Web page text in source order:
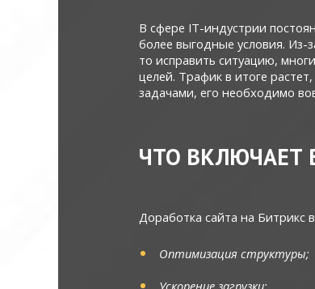
В сфере ІТ-индустрии
более выгодные условия. Из-
то исправить ситуацию,
целей. Трафик в итоге
задачами, его необходимо
ЧТО ВКЛЮЧАЕТ
Доработка сайта на Битрикс
Оптимизация структуры;
Ускорение загрузки;